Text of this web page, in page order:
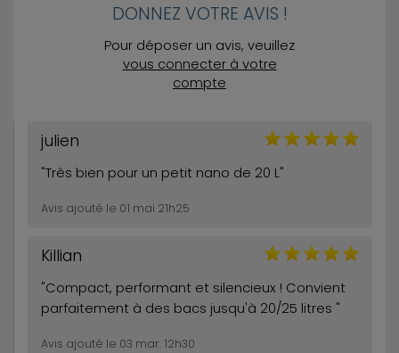
DONNEZ VOTRE AVIS !
Pour déposer un avis, veuillez
vous connecter à votre
compte
julien
"Très bien pour un petit nano de 20 L"
Avis ajouté le 01 mai 21h25
Killian
"Compact, performant et silencieux ! Convient
parfaitement à des bacs jusqu'à 20/25 litres "
Avis ajouté le 03 mar. 12h30